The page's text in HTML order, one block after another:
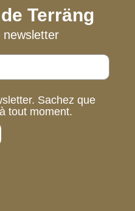
Terräng
Sachez que
tout moment.